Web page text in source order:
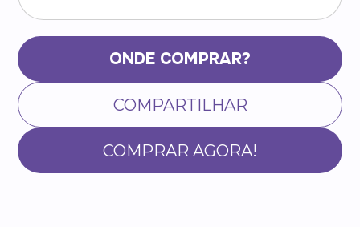
ONDE COMPRAR?
COMPARTILHAR
COMPRAR AGORA!